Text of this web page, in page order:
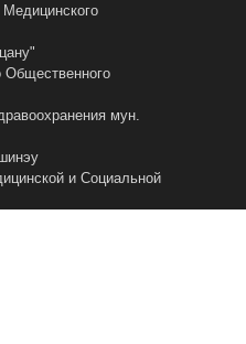
Общественного
мун.
и Cоциальной